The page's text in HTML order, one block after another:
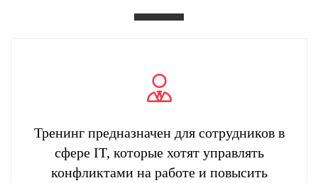
Тренинг предназначен для сотрудников в
сфере IT, которые хотят управлять
конфликтами на работе и повысить